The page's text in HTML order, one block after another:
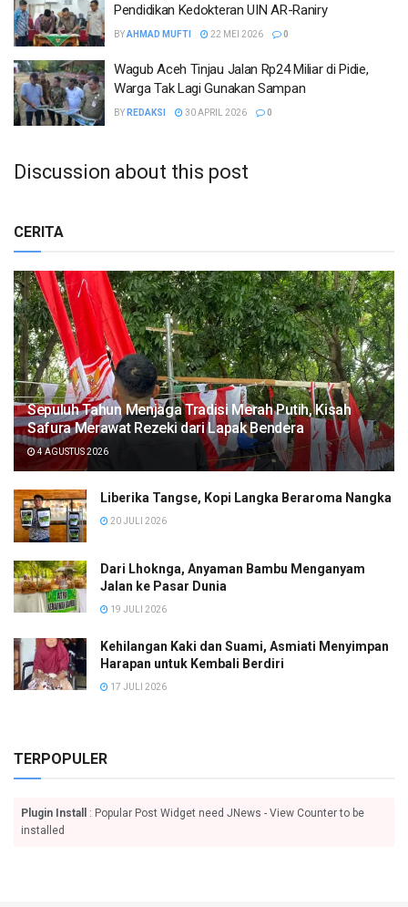
Pendidikan Kedokteran UIN AR-Raniry
BYAHMAD MUFTI 22 MEI 2026 0
Wagub Aceh Tinjau Jalan Rp24 Miliar di Pidie,
Warga Tak Lagi Gunakan Sampan
BY REDAKSI 30 APRIL 2026 0
Discussion about this post
CERITA
Sepuluh Tahun Menjaga Tradisi Merah Putih, Kisah
Safura Merawat Rezeki dari Lapak Bendera
4 AGUSTUS 2026
Liberika Tangse, Kopi Langka Beraroma Nangka
20 JULI 2026
Dari Lhoknga, Anyaman Bambu Menganyam
Jalan ke Pasar Dunia
19 JULI 2026
Kehilangan Kaki dan Suami, Asmiati Menyimpan
Harapan untuk Kembali Berdiri
17 JULI 2026
TERPOPULER
Plugin Install
: Popular Post Widget need JNews - View Counter to be
installed